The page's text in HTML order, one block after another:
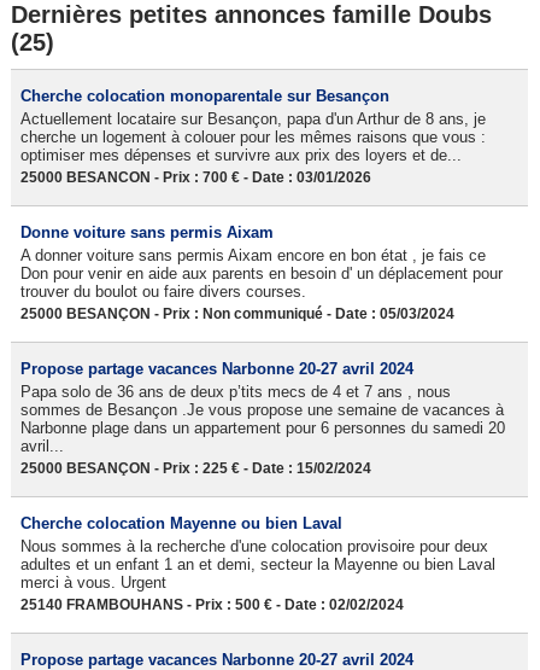
Dernières petites annonces famille Doubs
(25)
Cherche colocation monoparentale sur Besançon
Actuellement locataire sur Besançon, papa d'un Arthur de 8 ans, je
cherche un logement à colouer pour les mêmes raisons que vous :
optimiser mes dépenses et survivre aux prix des loyers et de...
25000 BESANCON - Prix : 700 € - Date : 03/01/2026
Donne voiture sans permis Aixam
A donner voiture sans permis Aixam encore en bon état , je fais ce
Don pour venir en aide aux parents en besoin d' un déplacement pour
trouver du boulot ou faire divers courses.
25000 BESANÇON - Prix : Non communiqué - Date : 05/03/2024
Propose partage vacances Narbonne 20-27 avril 2024
Papa solo de 36 ans de deux p’tits mecs de 4 et 7 ans , nous
sommes de Besançon .Je vous propose une semaine de vacances à
Narbonne plage dans un appartement pour 6 personnes du samedi 20
avril...
25000 BESANÇON - Prix : 225 € - Date : 15/02/2024
Cherche colocation Mayenne ou bien Laval
Nous sommes à la recherche d'une colocation provisoire pour deux
adultes et un enfant 1 an et demi, secteur la Mayenne ou bien Laval
merci à vous. Urgent
25140 FRAMBOUHANS - Prix : 500 € - Date : 02/02/2024
Propose partage vacances Narbonne 20-27 avril 2024